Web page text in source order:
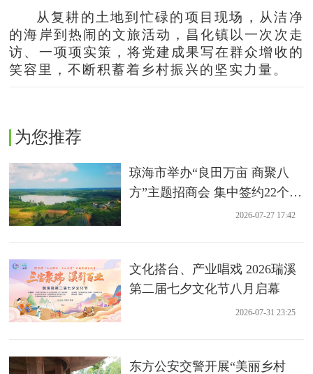
从复耕的土地到忙碌的项目现场，从洁净
的海岸到热闹的文旅活动，昌化镇以一次次走
访、一项项实策，将党建成果写在群众增收的
笑容里，不断积蓄着乡村振兴的坚实力量。
为您推荐
琼海市举办“良田万亩 商聚八
方”主题招商会 集中签约22个农
2026-07-27 17:42
文化搭台、产业唱戏 2026瑞溪
第二届七夕文化节八月启幕
2026-07-31 23:25
东方公安交警开展“美丽乡村